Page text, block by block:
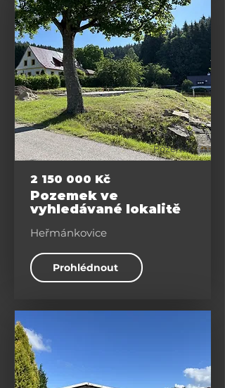
Pozemky
2 150 000 Kč
Pozemek ve
vyhledávané lokalitě
Heřmánkovice
Prohlédnout